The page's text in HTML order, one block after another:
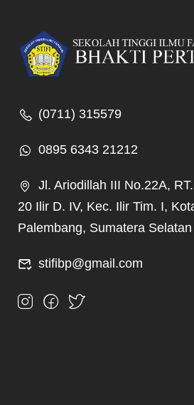
(0711) 315579
0895 6343 21212
Jl. Ariodillah III No.22A,
20 Ilir D. IV, Kec. Ilir Tim. I,
Palembang, Sumatera
stifibp@gmail.com